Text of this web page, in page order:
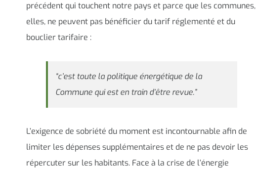
précédent qui touchent notre pays et parce que les communes,
elles, ne peuvent pas bénéficier du tarif réglementé et du
bouclier tarifaire :
“c’est toute la politique énergétique de la
Commune qui est en train d’être revue.”
L’exigence de sobriété du moment est incontournable afin de
limiter les dépenses supplémentaires et de ne pas devoir les
répercuter sur les habitants. Face à la crise de l’énergie